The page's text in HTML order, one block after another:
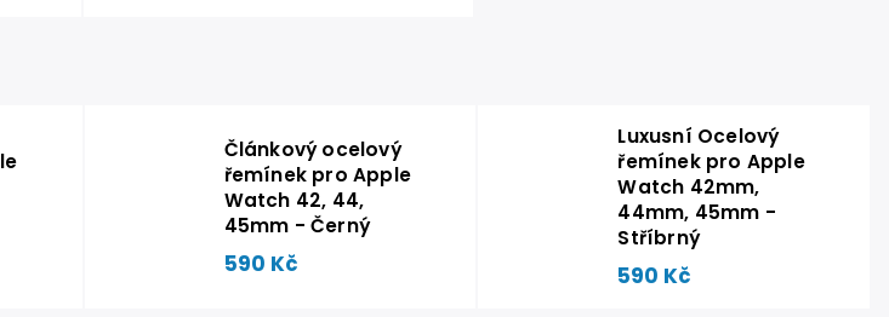
Článkový ocelový
řemínek pro Apple
Watch 42, 44,
45mm - Černý
590 Kč
Luxusní Ocelový
řemínek pro Apple
Watch 42mm,
44mm, 45mm -
Stříbrný
590 Kč